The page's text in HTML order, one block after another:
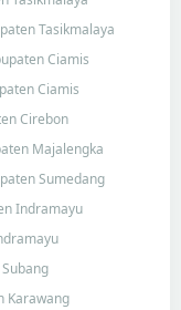
Tasikmalaya
Ciamis
Ciamis
Cirebon
Majalengka
Sumedang
Indramayu
Karawang